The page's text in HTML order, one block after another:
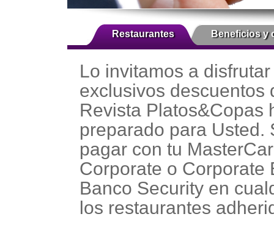
Restaurantes Beneficios y
Lo invitamos a
exclusivos descuentos
Revista Platos&Copas
preparado para Usted.
pagar con tu
Corporate o Corporate
Banco Security en
los restaurantes